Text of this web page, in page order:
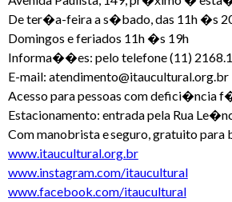
De ter�a-feira a s�bado, das 11h �s
Domingos e feriados 11h �s 19h
Informa��es: pelo telefone (11)
E-mail: atendimento@itaucultural.org.br
Acesso para pessoas com defici�ncia
Estacionamento: entrada pela Rua
Com manobrista e seguro, gratuito para
www.itaucultural.org.br
www.instagram.com/itaucultural
www.facebook.com/itaucultural